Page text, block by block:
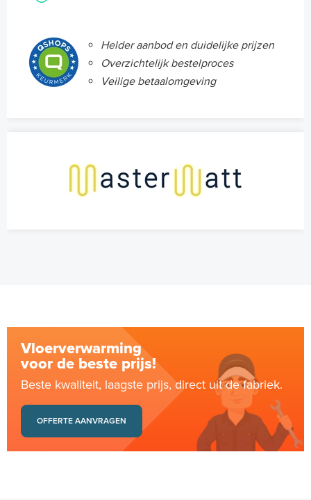
Helder aanbod en duidelijke prijzen
Overzichtelijk bestelproces
Veilige betaalomgeving
Vloerverwarming
voor de beste prijs!
Beste kwaliteit, laagste prijs, direct uit de fabriek.
OFFERTE AANVRAGEN